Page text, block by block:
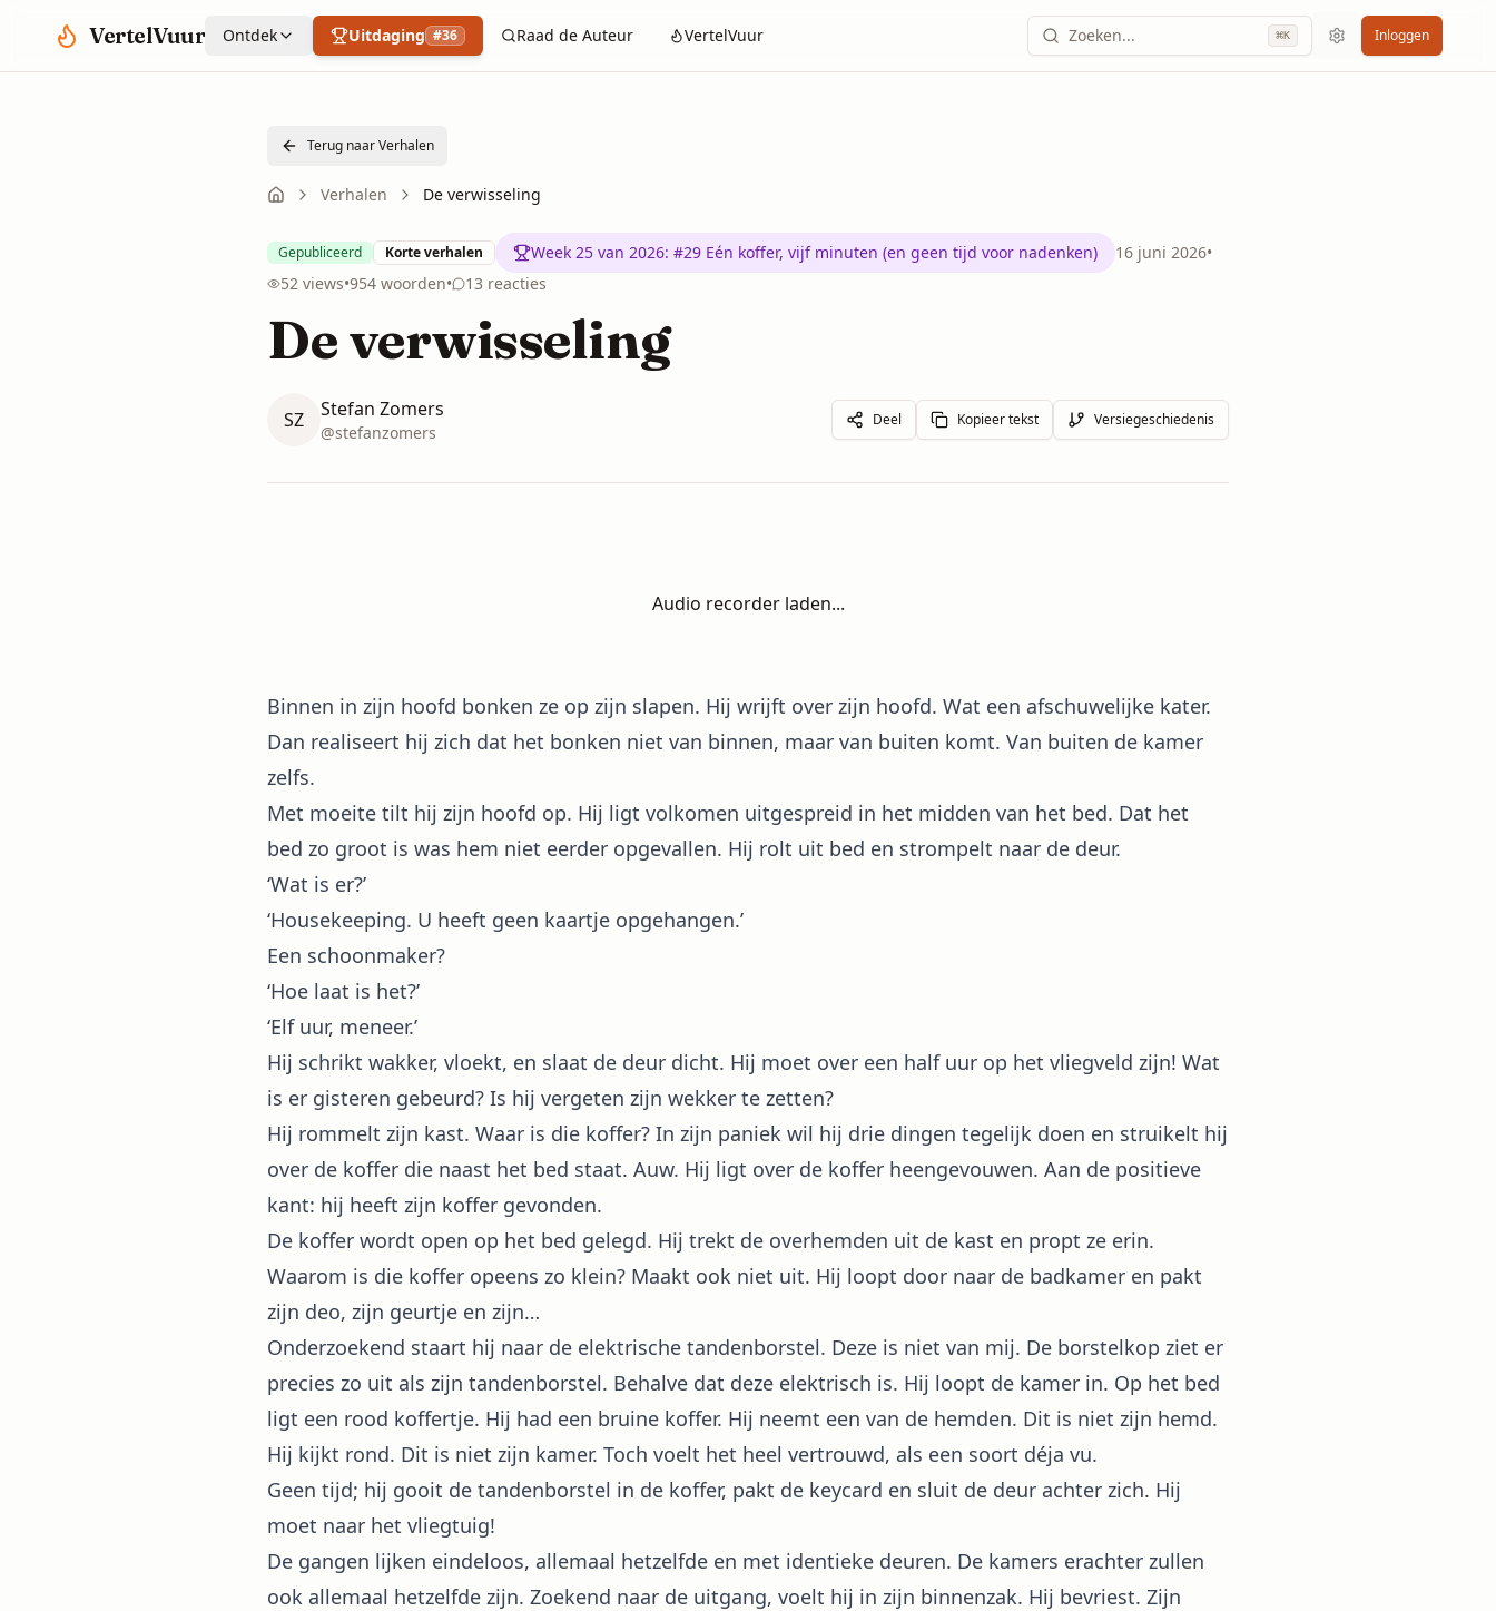
VertelVuur Ontdek Uitdaging #36 Raad de Auteur VertelVuur Zoeken... ⌘K Inloggen
Terug naar Verhalen
Verhalen De verwisseling
Gepubliceerd Korte verhalen Week 25 van 2026: #29 Eén koffer, vijf minuten (en geen tijd voor nadenken) 16 juni 2026•
52 views•954 woorden• 13 reacties
De verwisseling
SZ Stefan Zomers
@stefanzomers
Deel Kopieer tekst Versiegeschiedenis
Audio recorder laden...
Binnen in zijn hoofd bonken ze op zijn slapen. Hij wrijft over zijn hoofd. Wat een afschuwelijke kater.
Dan realiseert hij zich dat het bonken niet van binnen, maar van buiten komt. Van buiten de kamer
zelfs.
Met moeite tilt hij zijn hoofd op. Hij ligt volkomen uitgespreid in het midden van het bed. Dat het
bed zo groot is was hem niet eerder opgevallen. Hij rolt uit bed en strompelt naar de deur.
‘Wat is er?’
‘Housekeeping. U heeft geen kaartje opgehangen.’
Een schoonmaker?
‘Hoe laat is het?’
‘Elf uur, meneer.’
Hij schrikt wakker, vloekt, en slaat de deur dicht. Hij moet over een half uur op het vliegveld zijn! Wat
is er gisteren gebeurd? Is hij vergeten zijn wekker te zetten?
Hij rommelt zijn kast. Waar is die koffer? In zijn paniek wil hij drie dingen tegelijk doen en struikelt hij
over de koffer die naast het bed staat. Auw. Hij ligt over de koffer heengevouwen. Aan de positieve
kant: hij heeft zijn koffer gevonden.
De koffer wordt open op het bed gelegd. Hij trekt de overhemden uit de kast en propt ze erin.
Waarom is die koffer opeens zo klein? Maakt ook niet uit. Hij loopt door naar de badkamer en pakt
zijn deo, zijn geurtje en zijn…
Onderzoekend staart hij naar de elektrische tandenborstel. Deze is niet van mij. De borstelkop ziet er
precies zo uit als zijn tandenborstel. Behalve dat deze elektrisch is. Hij loopt de kamer in. Op het bed
ligt een rood koffertje. Hij had een bruine koffer. Hij neemt een van de hemden. Dit is niet zijn hemd.
Hij kijkt rond. Dit is niet zijn kamer. Toch voelt het heel vertrouwd, als een soort déja vu.
Geen tijd; hij gooit de tandenborstel in de koffer, pakt de keycard en sluit de deur achter zich. Hij
moet naar het vliegtuig!
De gangen lijken eindeloos, allemaal hetzelfde en met identieke deuren. De kamers erachter zullen
ook allemaal hetzelfde zijn. Zoekend naar de uitgang, voelt hij in zijn binnenzak. Hij bevriest. Zijn